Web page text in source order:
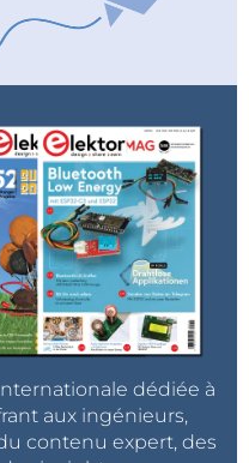
dédiée à
aux ingénieurs,
contenu expert, des